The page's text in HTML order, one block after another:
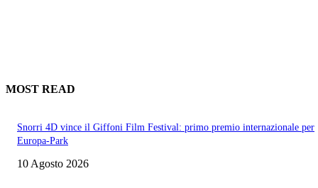
MOST READ
Snorri 4D vince il Giffoni Film Festival: primo premio internazionale per
Europa-Park
10 Agosto 2026